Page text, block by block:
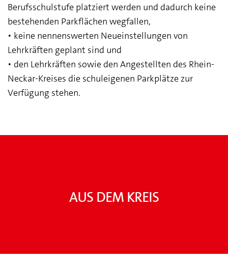
Berufsschulstufe platziert werden und dadurch keine
bestehenden Parkflächen wegfallen,
• keine nennenswerten Neueinstellungen von
Lehrkräften geplant sind und
• den Lehrkräften sowie den Angestellten des Rhein-
Neckar-Kreises die schuleigenen Parkplätze zur
Verfügung stehen.
Aus dem Kreis